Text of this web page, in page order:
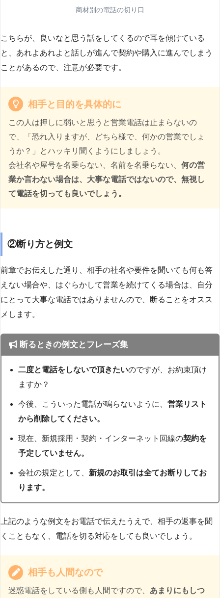
商材別の電話の切り口
こちらが、良いなと思う話をしてくるので耳を傾けている
と、あれよあれよと話しが進んで契約や購入に進んでしまう
ことがあるので、注意が必要です。
相手と目的を具体的に
この人は押しに弱いと思うと営業電話は止まらないの
で、「恐れ入りますが、どちら様で、何かの営業でしょ
うか？」とハッキリ聞くようにしましょう。
会社名や屋号を名乗らない、名前を名乗らない、 何の営
業か言わない場合は、大事な電話ではないので、無視し
て電話を切っても良いでしょう。
②断り方と例文
前章でお伝えした通り、相手の社名や要件を聞いても何も答
えない場合や、はぐらかして営業を続けてくる場合は、自分
にとって大事な電話ではありませんので、断ることをオスス
メします。
断るときの例文とフレーズ集
二度と電話をしないで頂きたいのですが、お約束頂け
ますか？
今後、こういった電話が鳴らないように、営業リスト
から削除してください。
現在、新規採用・契約・インターネット回線の契約を
予定していません。
会社の規定として、 新規のお取引は全てお断りしてお
ります。
上記のような例文をお電話で伝えたうえで、相手の返事を聞
くこともなく、電話を切る対応をしても良いでしょう。
相手も人間なので
迷惑電話をしている側も人間ですので、 あまりにもしつ